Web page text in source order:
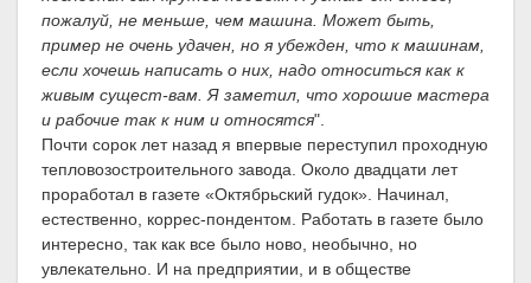
пожалуй, не меньше, чем машина. Может быть,
пример не очень удачен, но я убежден, что к машинам,
если хочешь написать о них, надо относиться как к
живым сущест-вам. Я заметил, что хорошие мастера
и рабочие так к ним и относятся".
Почти сорок лет назад я впервые переступил проходную
тепловозостроительного завода. Около двадцати лет
проработал в газете «Октябрьский гудок». Начинал,
естественно, коррес-пондентом. Работать в газете было
интересно, так как все было ново, необычно, но
увлекательно. И на предприятии, и в обществе